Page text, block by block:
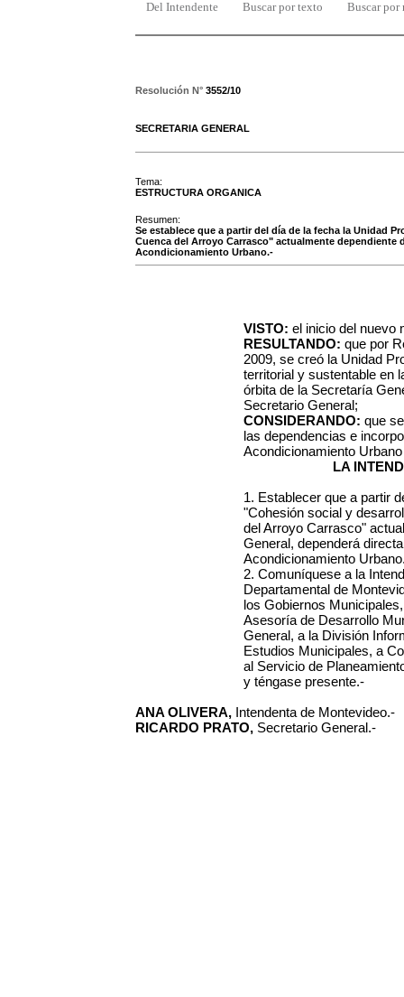
Del Intendente Buscar por texto Buscar por
Resolución N° 3552/10
SECRETARIA GENERAL
Tema:
ESTRUCTURA ORGANICA
Resumen:
Se establece que a partir del día de la fecha la Unidad
Cuenca del Arroyo Carrasco" actualmente dependiente
Acondicionamiento Urbano.-
VISTO: el inicio del nuevo
RESULTANDO: que por
2009, se creó la Unidad
territorial y sustentable en
órbita de la Secretaría
Secretario General;
CONSIDERANDO: que
las dependencias e
Acondicionamiento
LA
1. Establecer que a partir
"Cohesión social y
del Arroyo Carrasco"
General, dependerá
Acondicionamiento
2. Comuníquese a la
Departamental de
los Gobiernos
Asesoría de Desarrollo
General, a la División
Estudios Municipales, a
al Servicio de
y téngase presente.-
ANA OLIVERA, Intendenta de Montevideo.-
RICARDO PRATO, Secretario General.-